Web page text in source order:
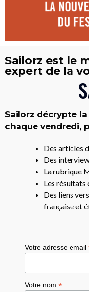
Sailorz est le
expert de la
Sailorz décrypte
chaque vendredi,
Des articles
Des
La rubrique
Les résultats
Des liens
française et
Votre adresse email
Votre nom*